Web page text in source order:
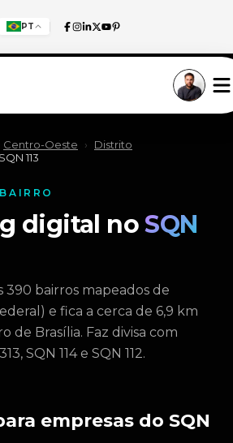
PT
Centro-Oeste ›
Distrito
SQN 113
digital noSQN
390 bairros mapeados de
e fica a cerca de 6,9 km
de Brasília. Faz divisa com
SQN 114 e SQN 112.
empresas do SQN